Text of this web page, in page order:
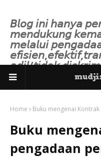
𝘉𝘭𝘰𝘨 𝘪𝘯𝘪 𝘩𝘢𝘯𝘺𝘢
𝘮𝘦𝘯𝘥𝘶𝘬𝘶𝘯𝘨
𝘮𝘦𝘭𝘢𝘭𝘶𝘪
𝘢𝘥𝘪𝘭/𝘵𝘪𝘥𝘢𝘬
Home Buku mengenai
Buku
pengadaan